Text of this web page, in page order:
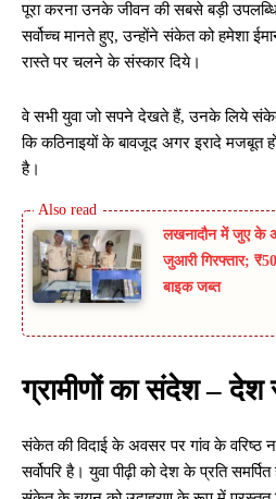
पूरा करना उनके जीवन की सबसे बड़ी
सर्वोच्च मानते हुए, उन्होंने संकेत को हमेशा
रास्ते पर चलने के संस्कार दिये।
वे सभी युवा जो सपने देखते हैं, उनके लिये
कि कठिनाइयों के बावजूद अगर इरादे मजबूत
है।
लखनादौन में जुए के
जुआरी गिरफ्तार;
बाइक जब्त
ग्रामीणों का संदेश – देश
संकेत की विदाई के अवसर पर गांव के वरिष्ठ
सर्वोपरि है। युवा पीढ़ी को देश के प्रति